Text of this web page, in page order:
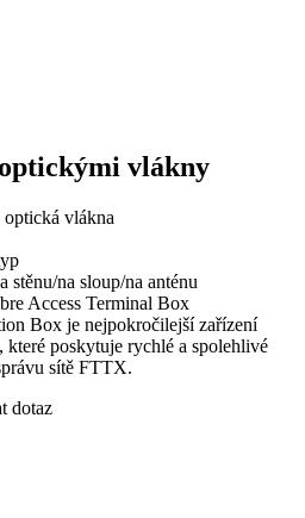
vlákny
vlákna
stěnu/na sloup/na anténu
Access Terminal Box
Box je nejpokročilejší zařízení
poskytuje rychlé a spolehlivé
sítě FTTX.